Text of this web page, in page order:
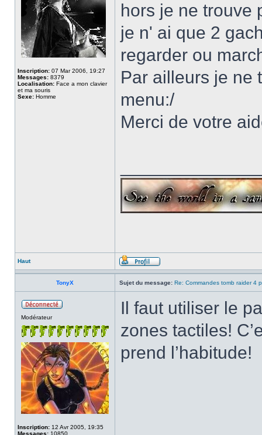
Inscription: 07 Mar 2006, 19:27
Messages: 8379
Localisation: Face a mon clavier
et ma souris
Sexe: Homme
hors je ne trouve
je n' ai que 2
regarder ou
Par ailleurs je ne
menu:/
Merci de votre
Haut
TonyX Sujet du message: Re: Commandes tomb raider 4
Modérateur
Inscription: 12 Avr 2005, 19:35
Messages: 10850
Il faut utiliser le
zones tactiles!
prend l’habitude!